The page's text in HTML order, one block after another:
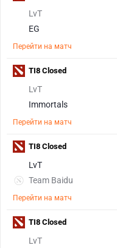
LvT
EG
Перейти на матч
LvT
Immortals
Перейти на матч
TI8 Closed
LvT
Team Baidu
Перейти на матч
TI8 Closed
LvT
TI8 Closed